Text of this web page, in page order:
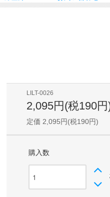
LILT-0026
2,095円(税190円
定価 2,095円(税190円)
購入数